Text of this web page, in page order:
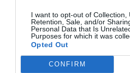
I want to opt-out of Collection,
Retention, Sale, and/or
Personal Data that Is
Purposes for which it was
Opted Out
CONFIRM
Publicidad